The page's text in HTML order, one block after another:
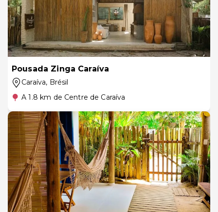
Pousada Zinga Caraíva
Caraíva, Brésil
A 1.8 km de Centre de Caraíva